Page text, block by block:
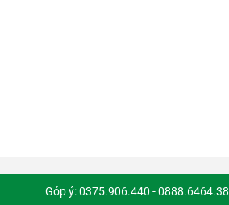
Góp ý: 0375.906.440 - 0888.6464.38